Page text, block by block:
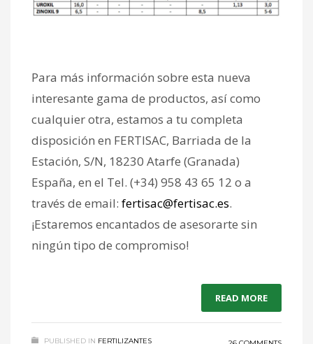
Para más información sobre esta nueva
interesante gama de productos, así como
cualquier otra, estamos a tu completa
disposición en FERTISAC, Barriada de la
Estación, S/N, 18230 Atarfe (Granada)
España, en el Tel. (+34) 958 43 65 12 o a
través de email: fertisac@fertisac.es.
¡Estaremos encantados de asesorarte sin
ningún tipo de compromiso!
READ MORE
PUBLISHED IN FERTILIZANTES